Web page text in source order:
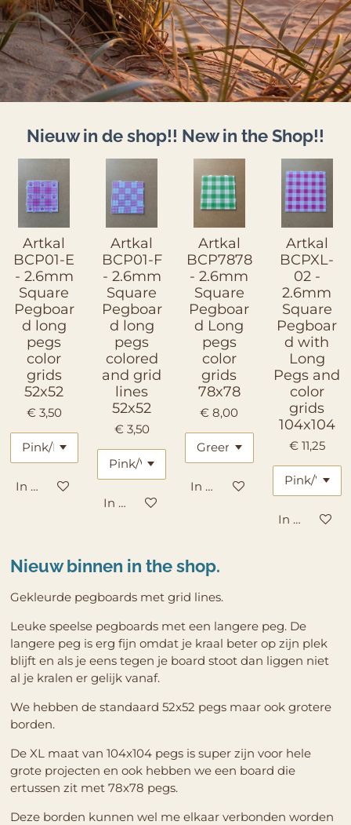
Nieuw in de shop!! New in the Shop!!
Artkal
BCP01-E
- 2.6mm
Square
Pegboar
d long
pegs
color
grids
52x52
€ 3,50
In winkelwagen
Artkal
BCP01-F
- 2.6mm
Square
Pegboar
d long
pegs
colored
and grid
lines
52x52
€ 3,50
In winkelwagen
Artkal
BCP7878
- 2.6mm
Square
Pegboar
d Long
pegs
color
grids
78x78
€ 8,00
In winkelwagen
Artkal
BCPXL-
02 -
2.6mm
Square
Pegboar
d with
Long
Pegs and
color
grids
104x104
€ 11,25
In
Nieuw binnen in the shop.
Gekleurde pegboards met grid lines.
Leuke speelse pegboards met een langere peg. De
langere peg is erg fijn omdat je kraal beter op zijn plek
blijft en als je eens tegen je board stoot dan liggen niet
al je kralen er gelijk vanaf.
We hebben de standaard 52x52 pegs maar ook grotere
borden.
De XL maat van 104x104 pegs is super zijn voor hele
grote projecten en ook hebben we een board die
ertussen zit met 78x78 pegs.
Deze borden kunnen wel me elkaar verbonden worden